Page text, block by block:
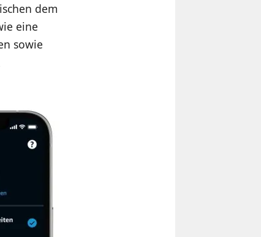
dem
eine
sowie